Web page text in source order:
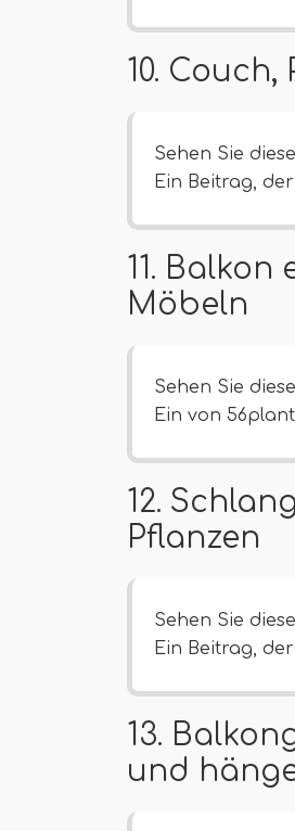
10.
Sehen Sie
Ein Beitrag,
11.
Möbeln
Sehen Sie
Ein von
12.
Pflanzen
Sehen Sie
Ein Beitrag,
13.
und